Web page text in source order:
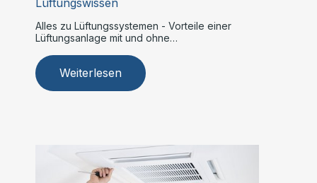
Lüftungswissen
Alles zu Lüftungssystemen - Vorteile einer
Lüftungsanlage mit und ohne
Weiterlesen